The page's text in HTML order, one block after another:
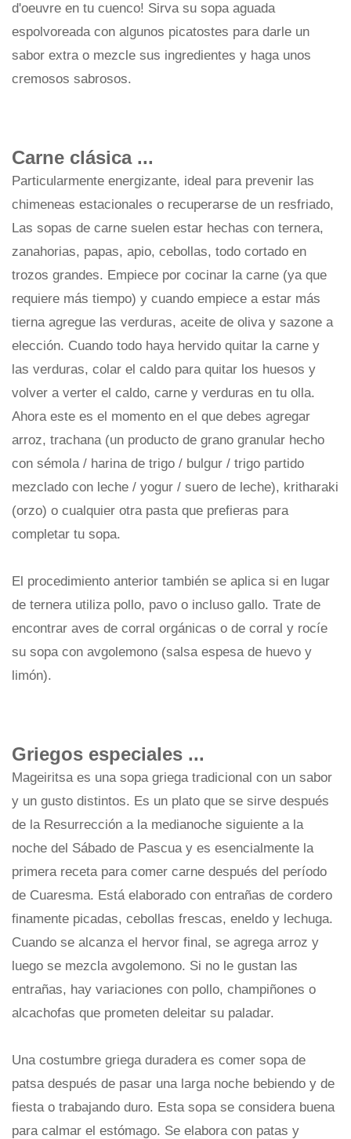
d'oeuvre en tu cuenco! Sirva su sopa aguada
espolvoreada con algunos picatostes para darle un
sabor extra o mezcle sus ingredientes y haga unos
cremosos sabrosos.
Carne clásica ...
Particularmente energizante, ideal para prevenir las
chimeneas estacionales o recuperarse de un resfriado,
Las sopas de carne suelen estar hechas con ternera,
zanahorias, papas, apio, cebollas, todo cortado en
trozos grandes. Empiece por cocinar la carne (ya que
requiere más tiempo) y cuando empiece a estar más
tierna agregue las verduras, aceite de oliva y sazone a
elección. Cuando todo haya hervido quitar la carne y
las verduras, colar el caldo para quitar los huesos y
volver a verter el caldo, carne y verduras en tu olla.
Ahora este es el momento en el que debes agregar
arroz, trachana (un producto de grano granular hecho
con sémola / harina de trigo / bulgur / trigo partido
mezclado con leche / yogur / suero de leche), kritharaki
(orzo) o cualquier otra pasta que prefieras para
completar tu sopa.
El procedimiento anterior también se aplica si en lugar
de ternera utiliza pollo, pavo o incluso gallo. Trate de
encontrar aves de corral orgánicas o de corral y rocíe
su sopa con avgolemono (salsa espesa de huevo y
limón).
Griegos especiales ...
Mageiritsa es una sopa griega tradicional con un sabor
y un gusto distintos. Es un plato que se sirve después
de la Resurrección a la medianoche siguiente a la
noche del Sábado de Pascua y es esencialmente la
primera receta para comer carne después del período
de Cuaresma. Está elaborado con entrañas de cordero
finamente picadas, cebollas frescas, eneldo y lechuga.
Cuando se alcanza el hervor final, se agrega arroz y
luego se mezcla avgolemono. Si no le gustan las
entrañas, hay variaciones con pollo, champiñones o
alcachofas que prometen deleitar su paladar.
Una costumbre griega duradera es comer sopa de
patsa después de pasar una larga noche bebiendo y de
fiesta o trabajando duro. Esta sopa se considera buena
para calmar el estómago. Se elabora con patas y